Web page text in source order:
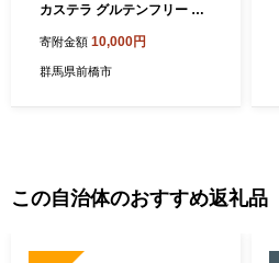
カステラ グルテンフリー プ
(小)
寄附金額 10,000円
群馬県前橋市
この自治体のおすすめ返礼品